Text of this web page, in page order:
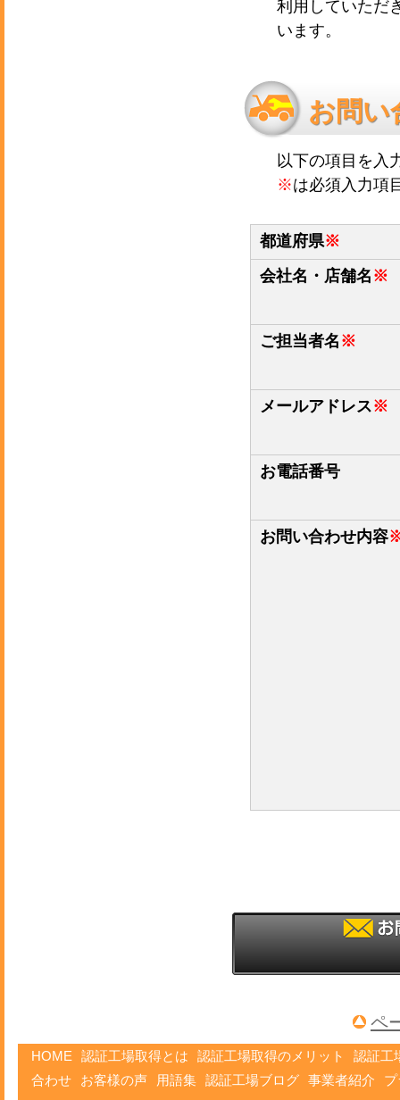
利用していただ
います。
お問い
以下の項目を入
※は必須入力項
都道府県※
会社名・店舗名 ※
ご担当者名 ※
メールアドレス※
お電話番号
お問い合わせ内容
ペ
HOME 認証工場取得とは 認証工場取得のメリット
認証工
合わせ
お客様の声 用語集 認証工場ブログ 事業者紹介